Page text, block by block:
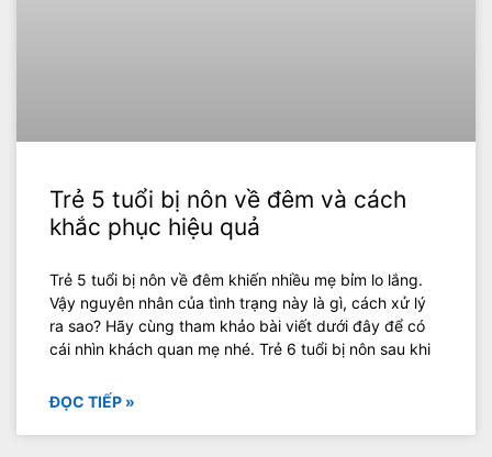
Trẻ 5 tuổi bị nôn về đêm và cách
khắc phục hiệu quả
Trẻ 5 tuổi bị nôn về đêm khiến nhiều mẹ bỉm lo lắng.
Vậy nguyên nhân của tình trạng này là gì, cách xử lý
ra sao? Hãy cùng tham khảo bài viết dưới đây để có
cái nhìn khách quan mẹ nhé. Trẻ 6 tuổi bị nôn sau khi
ĐỌC TIẾP »